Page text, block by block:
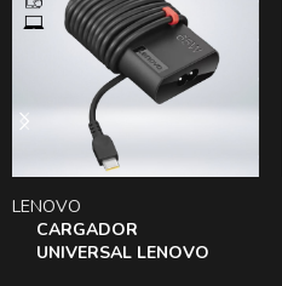
CARGADOR
UNIVERSAL LENOVO
LENOVO